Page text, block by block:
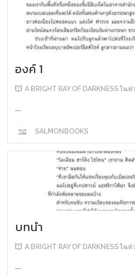
องค์ 1
A BRIGHT RAY OF DARKNESS ใ
...
SALMONBOOKS
บทนำ
A BRIGHT RAY OF DARKNESS ใ
...